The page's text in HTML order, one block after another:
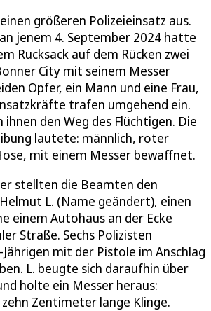
größeren Polizeieinsatz aus.
jenem 4. September 2024 hatte
Rucksack auf dem Rücken zwei
City mit seinem Messer
Opfer, ein Mann und eine Frau,
trafen umgehend ein.
ihnen den Weg des Flüchtigen. Die
lautete: männlich, roter
mit einem Messer bewaffnet.
stellten die Beamten den
L. (Name geändert), einen
einem Autohaus an der Ecke
Straße. Sechs Polizisten
mit der Pistole im Anschlag
L. beugte sich daraufhin über
holte ein Messer heraus:
Zentimeter lange Klinge.